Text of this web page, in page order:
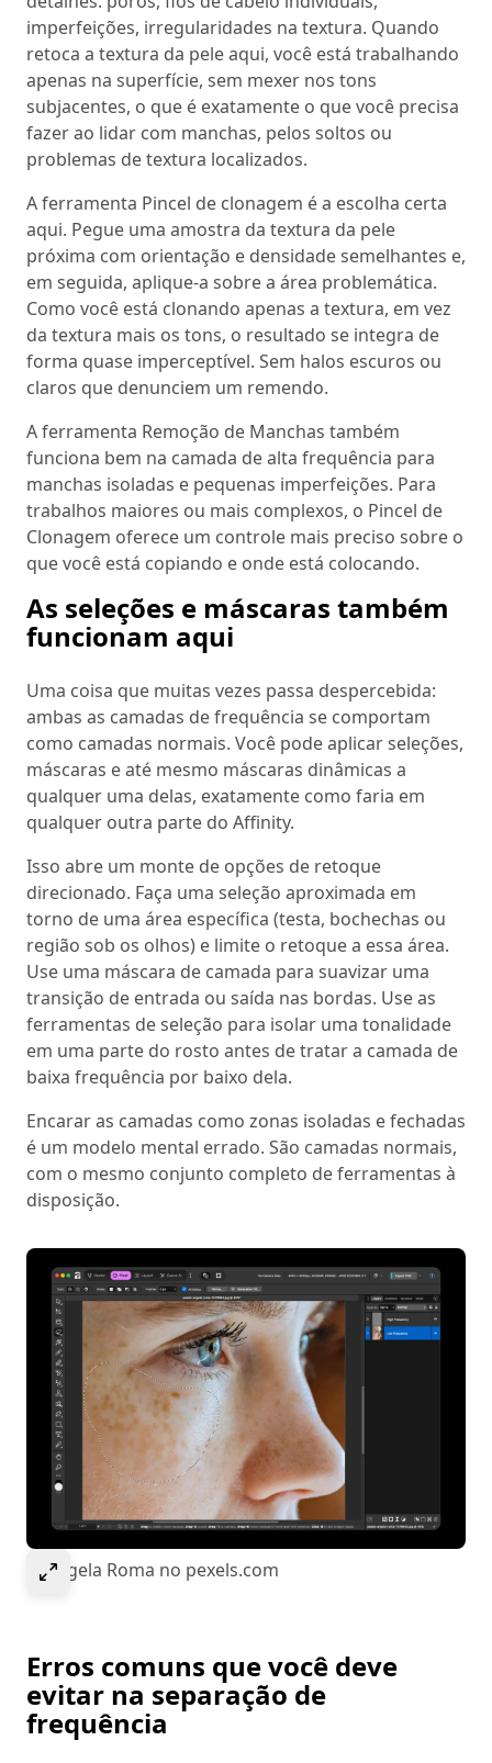
imperfeições, irregularidades na textura. Quando
retoca a textura da pele aqui, você está trabalhando
apenas na superfície, sem mexer nos tons
subjacentes, o que é exatamente o que você precisa
fazer ao lidar com manchas, pelos soltos ou
problemas de textura localizados.
A ferramenta Pincel de clonagem é a escolha certa
aqui. Pegue uma amostra da textura da pele
próxima com orientação e densidade semelhantes e,
em seguida, aplique-a sobre a área problemática.
Como você está clonando apenas a textura, em vez
da textura mais os tons, o resultado se integra de
forma quase imperceptível. Sem halos escuros ou
claros que denunciem um remendo.
A ferramenta Remoção de Manchas também
funciona bem na camada de alta frequência para
manchas isoladas e pequenas imperfeições. Para
trabalhos maiores ou mais complexos, o Pincel de
Clonagem oferece um controle mais preciso sobre o
que você está copiando e onde está colocando.
As seleções e máscaras também
funcionam aqui
Uma coisa que muitas vezes passa despercebida:
ambas as camadas de frequência se comportam
como camadas normais. Você pode aplicar seleções,
máscaras e até mesmo máscaras dinâmicas a
qualquer uma delas, exatamente como faria em
qualquer outra parte do Affinity.
Isso abre um monte de opções de retoque
direcionado. Faça uma seleção aproximada em
torno de uma área específica (testa, bochechas ou
região sob os olhos) e limite o retoque a essa área.
Use uma máscara de camada para suavizar uma
transição de entrada ou saída nas bordas. Use as
ferramentas de seleção para isolar uma tonalidade
em uma parte do rosto antes de tratar a camada de
baixa frequência por baixo dela.
Encarar as camadas como zonas isoladas e fechadas
é um modelo mental errado. São camadas normais,
com o mesmo conjunto completo de ferramentas à
disposição.
Select to expand image
© Angela Roma no pexels.com
Erros comuns que você deve
evitar na separação de
frequência